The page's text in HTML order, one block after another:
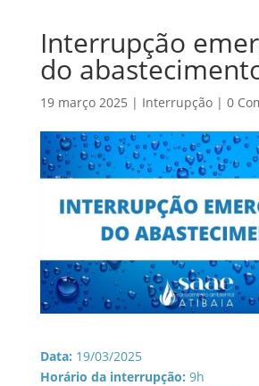
Interrupção
do
19 março 2025 | Interrupção| 0
Data: 19/03/2025
Horário da interrupção: 9h